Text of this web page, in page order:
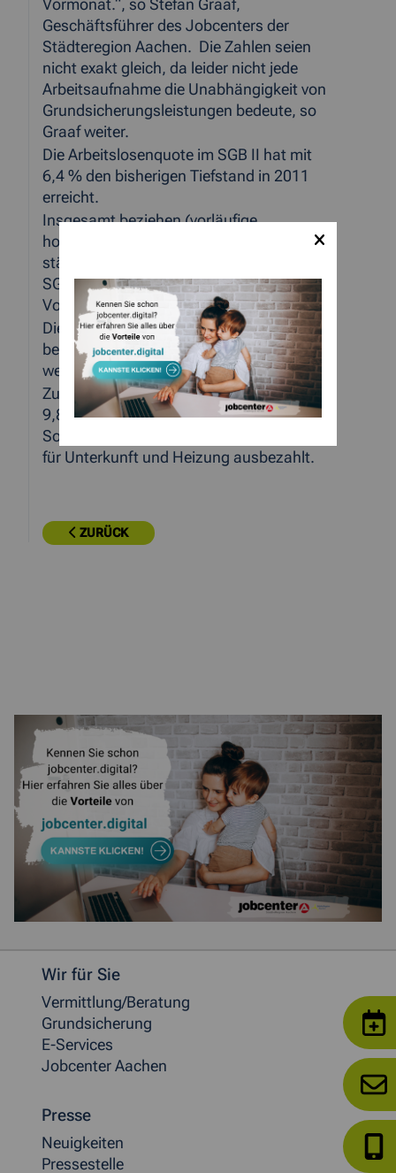
Vormonat.“, so Stefan Graaf,
Geschäftsführer des Jobcenters der
Städteregion Aachen. Die Zahlen seien
nicht exakt gleich, da leider nicht jede
Arbeitsaufnahme die Unabhängigkeit von
Grundsicherungsleistungen bedeute, so
Graaf weiter.
Die Arbeitslosenquote im SGB II hat mit
6,4 % den bisherigen Tiefstand in 2011
erreicht.
Insgesamt beziehen (vorläufige,
hochgerechnete Daten) 51.124 Menschen
städteregionsweit Leistungen nach dem
SGB II. Dies sind 632 weniger als im
Vormonat.
Die Zahl der Bedarfsgemeinschaften
beläuft sich auf 26.325, dies sind 295
weniger als im Vormonat.
Zuletzt hat das Jobcenter monatlich rund
9,8 Mio. € an Arbeitslosengeld II (incl.
Sozialgeld) und 9,6 Mio. € an Leistungen
für Unterkunft und Heizung ausbezahlt.
ZURÜCK
Weitere allgemeine Informationen
Wir für Sie
Vermittlung/Beratung
Grundsicherung
E-Services
Jobcenter Aachen
Presse
Neuigkeiten
Pressestelle